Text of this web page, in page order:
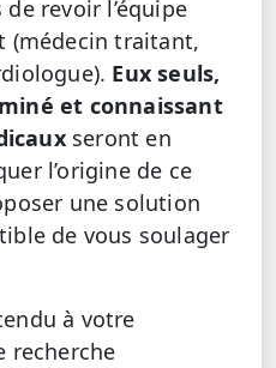
revoir l’équipe
(médecin traitant,
Eux seuls,
et connaissant
seront en
l’origine de ce
une solution
de vous soulager
à votre
recherche